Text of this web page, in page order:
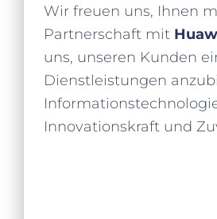
Wir freuen uns, Ihnen
Partnerschaft mit
uns, unseren Kunden
Dienstleistungen
Innovationskraft und